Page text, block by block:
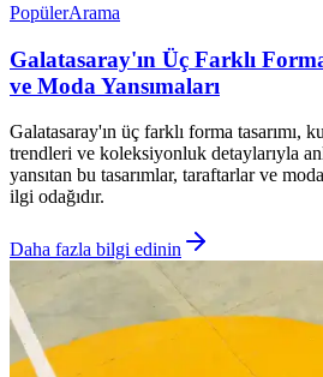
PopülerArama
Galatasaray'ın Üç Farklı
ve Moda Yansımaları
Galatasaray'ın üç farklı forma tasarımı,
trendleri ve koleksiyonluk detaylarıyla
yansıtan bu tasarımlar, taraftarlar ve
ilgi odağıdır.
Daha fazla bilgi edinin